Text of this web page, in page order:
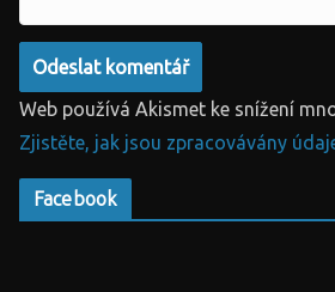
Web používá Akismet ke snížení
Zjistěte, jak jsou zpracovávány
Facebook